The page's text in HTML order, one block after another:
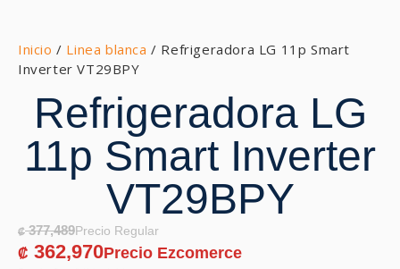
Inicio / Linea blanca / Refrigeradora LG 11p Smart
Inverter VT29BPY
Refrigeradora LG
11p Smart Inverter
VT29BPY
₡377,489
₡ 362,970